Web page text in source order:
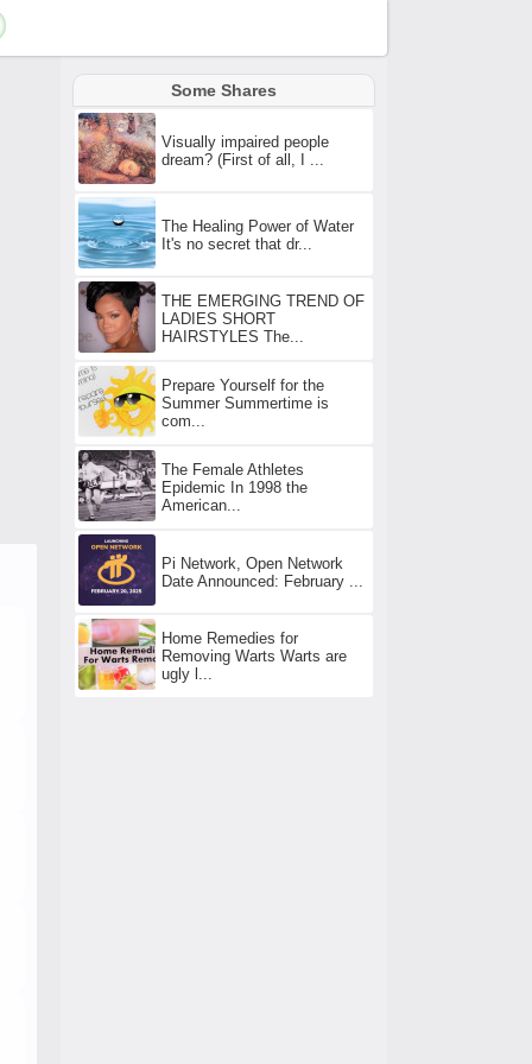
Some Shares
Visually impaired people
dream? (First of all, I ...
The Healing Power of Water
It's no secret that dr...
THE EMERGING TREND OF
LADIES SHORT
HAIRSTYLES The...
Prepare Yourself for the
Summer Summertime is
com...
The Female Athletes
Epidemic In 1998 the
American...
Pi Network, Open Network
Date Announced: February ...
Home Remedies for
Removing Warts Warts are
ugly l...